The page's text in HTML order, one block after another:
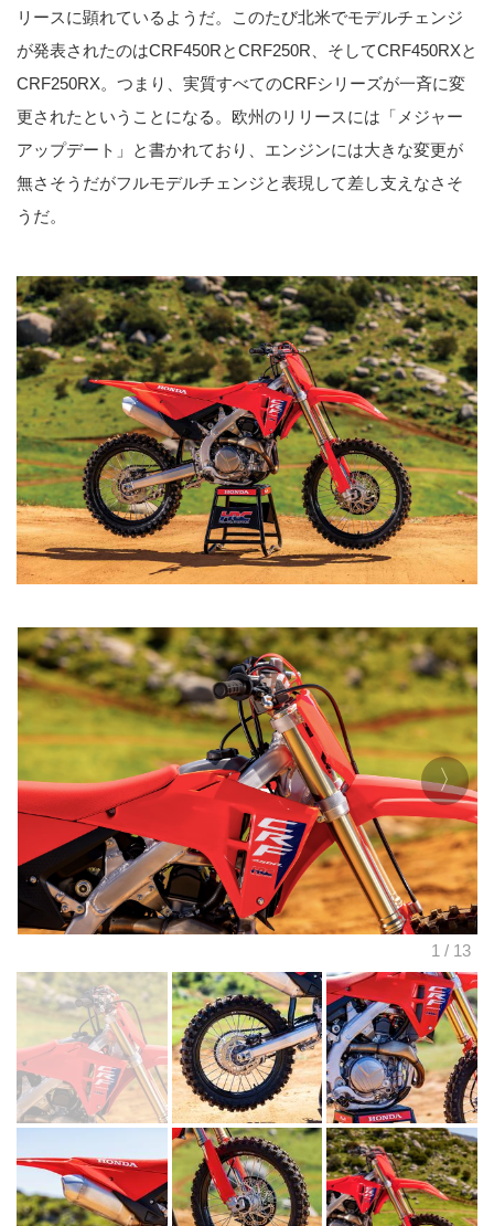
リースに顕れているようだ。このたび北米でモデルチェンジ
が発表されたのはCRF450RとCRF250R、そしてCRF450RXと
CRF250RX。つまり、実質すべてのCRFシリーズが一斉に変
更されたということになる。欧州のリリースには「メジャー
アップデート」と書かれており、エンジンには大きな変更が
無さそうだがフルモデルチェンジと表現して差し支えなさそ
うだ。